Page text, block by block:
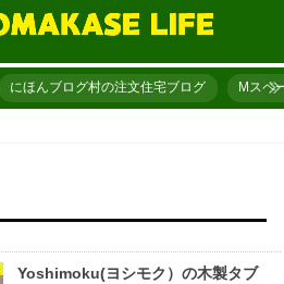
にほんブログ村の注文住宅ブログ Mスペ
Yoshimoku(ヨシモク）の木製タブ